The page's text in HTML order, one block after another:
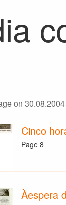
on 30.08.2004
Cinco
Page 8
Àespera